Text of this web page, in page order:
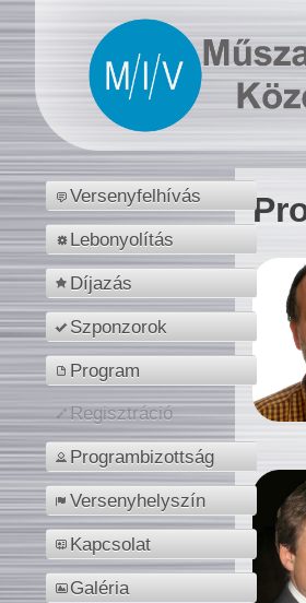
Versenyfelhívás
Lebonyolítás
Díjazás
Szponzorok
Program
Regisztráció
Programbizottság
Versenyhelyszín
Kapcsolat
Galéria